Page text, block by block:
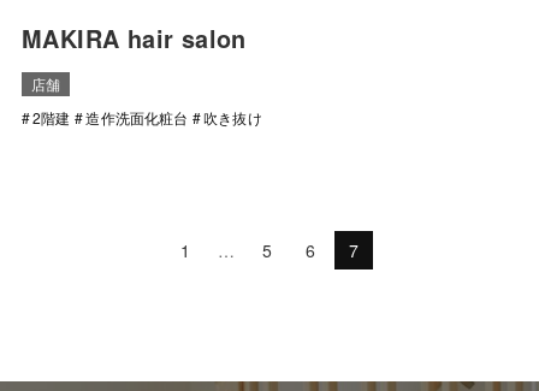
MAKIRA hair salon
店舗
2階建
造作洗面化粧台 吹き抜け
1 … 5 6 7